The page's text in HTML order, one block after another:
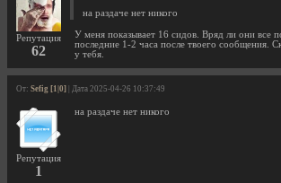
Репутация
62
на раздаче нет никого
У меня показывает 16 сидов. Вряд ли они все
последние 1-2 часа после твоего сообщения.
у тебя.
От: Sefig [1|0] | Дата 2025-04-26 10:37:49
Репутация
1
на раздаче нет никого